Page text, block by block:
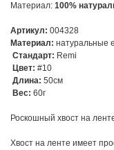
Материал: 100%
Артикул: 004328
Материал: натуральные
Стандарт: Remi
Цвет: #10
Длина: 50см
Вес: 60г
Роскошный хвост на
Хвост на ленте имеет